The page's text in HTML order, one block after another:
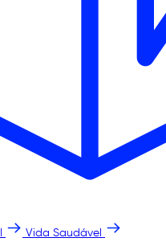
Vida Saudável